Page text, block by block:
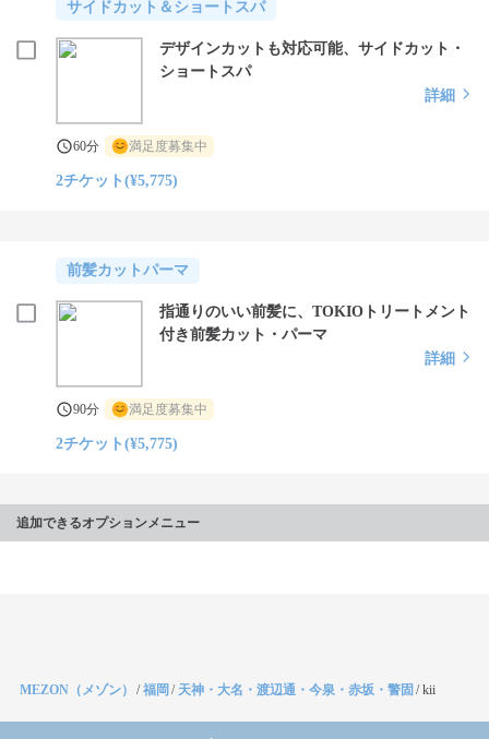
サイドカット＆ショートスパ
デザインカットも対応可能、サイドカット・
ショートスパ
詳細
60分 満足度募集中
2チケット(¥5,775)
前髪カットパーマ
指通りのいい前髪に、TOKIOトリートメント
付き前髪カット・パーマ
詳細
90分 満足度募集中
2チケット(¥5,775)
追加できるオプションメニュー
MEZON（メゾン） /福岡 / 天神・大名・渡辺通・今泉・赤坂・警固 /kii